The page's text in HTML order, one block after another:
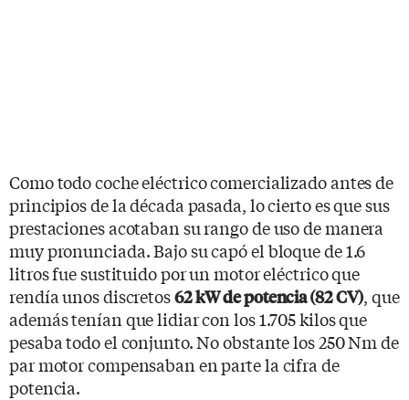
Como todo coche eléctrico comercializado antes de
principios de la década pasada, lo cierto es que sus
prestaciones acotaban su rango de uso de manera
muy pronunciada. Bajo su capó el bloque de 1.6
litros fue sustituido por un motor eléctrico que
rendía unos discretos62 kW de potencia (82 CV), que
además tenían que lidiar con los 1.705 kilos que
pesaba todo el conjunto. No obstante los 250 Nm de
par motor compensaban en parte la cifra de
potencia.